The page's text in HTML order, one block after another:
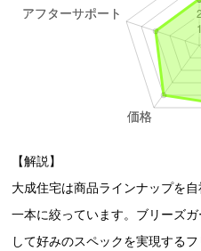
【解説】
大成住宅は商品ラインナップを
一本に絞っています。ブリーズ
して好みのスペックを実現する